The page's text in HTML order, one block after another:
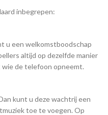
inbegrepen:
u een welkomstboodschap
altijd op dezelfde manier
de telefoon opneemt.
kunt u deze wachtrij een
toe te voegen. Op